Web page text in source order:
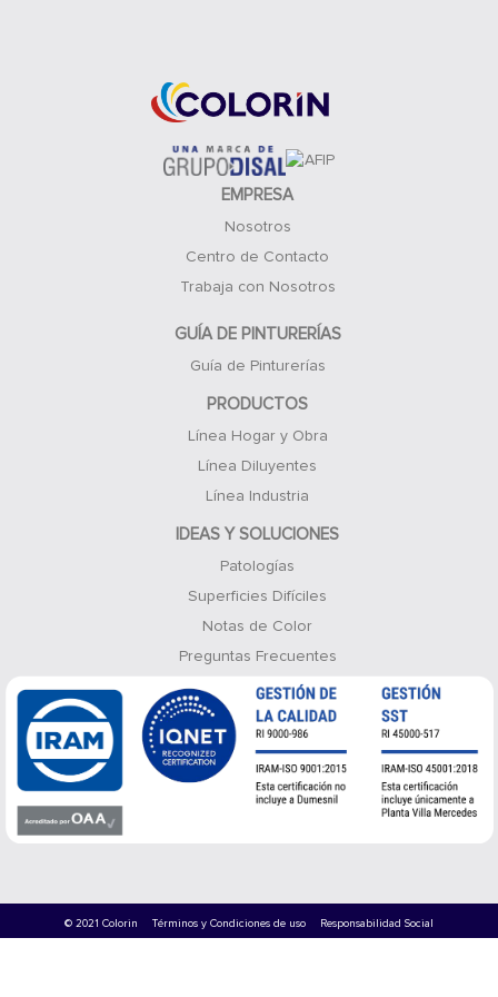
EMPRESA
Nosotros
Centro de Contacto
Trabaja con Nosotros
GUÍA DE PINTURERÍAS
Guía de Pinturerías
PRODUCTOS
Línea Hogar y Obra
Línea Diluyentes
Línea Industria
IDEAS Y SOLUCIONES
Patologías
Superficies Difíciles
Notas de Color
Preguntas Frecuentes
© 2021 Colorin Términos y Condiciones de uso Responsabilidad Social